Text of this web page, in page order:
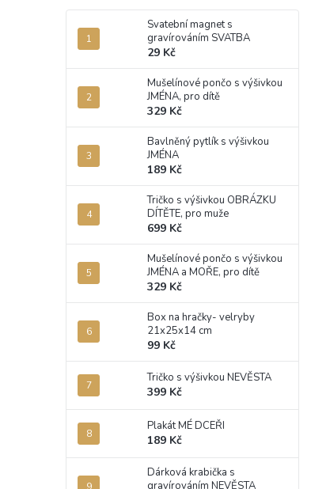
Svatební magnet s
gravírováním SVATBA
29 Kč
Mušelínové pončo s výšivkou
JMÉNA, pro dítě
329 Kč
Bavlněný pytlík s výšivkou
JMÉNA
189 Kč
Tričko s výšivkou OBRÁZKU
DÍTĚTE, pro muže
699 Kč
Mušelínové pončo s výšivkou
JMÉNA a MOŘE, pro dítě
329 Kč
Box na hračky- velryby
21x25x14 cm
99 Kč
Tričko s výšivkou NEVĚSTA
399 Kč
Plakát MÉ DCEŘI
189 Kč
Dárková krabička s
gravírováním NEVĚSTA